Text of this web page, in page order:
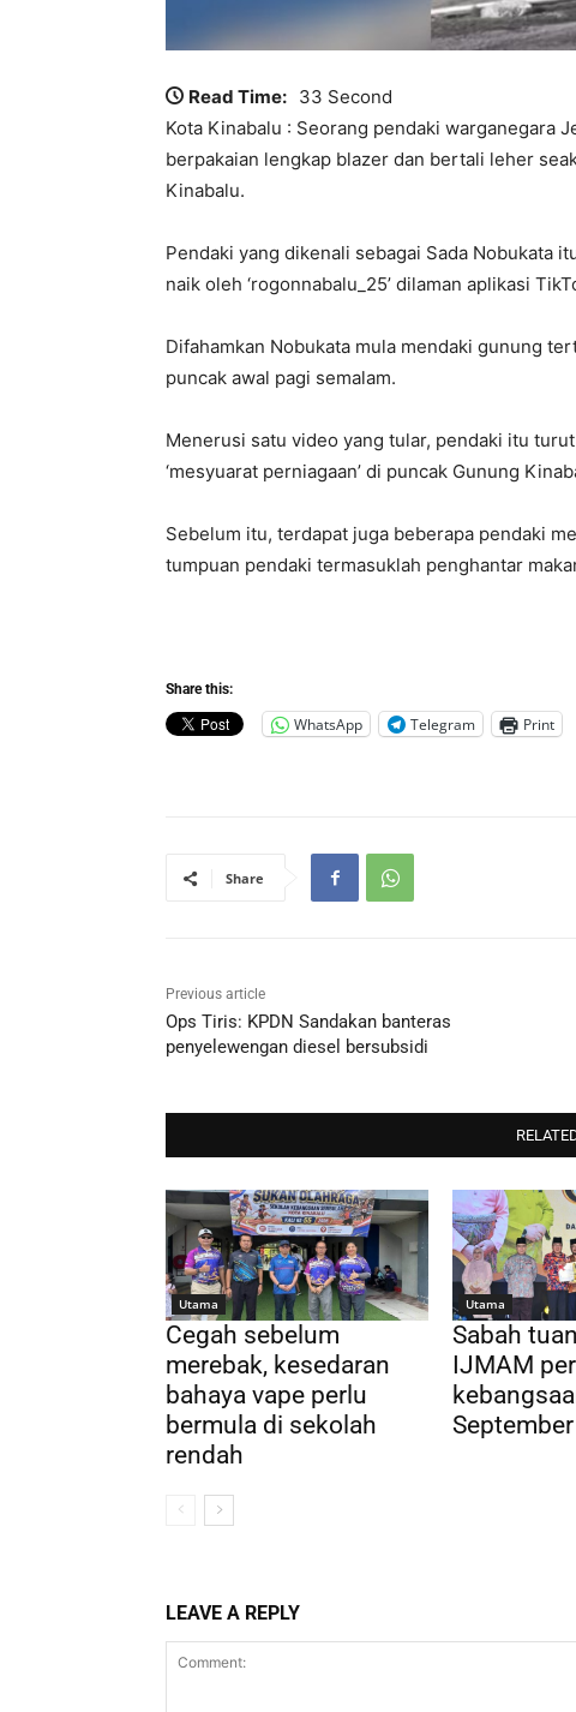
Read Time: 33 Second
Kota Kinabalu : Seorang pendaki warganegara
berpakaian lengkap blazer dan bertali leher
Kinabalu.
Pendaki yang dikenali sebagai Sada Nobukata
naik oleh ‘rogonnabalu_25’ dilaman aplikasi
Difahamkan Nobukata mula mendaki gunung
puncak awal pagi semalam.
Menerusi satu video yang tular, pendaki itu
‘mesyuarat perniagaan’ di puncak Gunung
Sebelum itu, terdapat juga beberapa pendaki
tumpuan pendaki termasuklah penghantar
Share this:
WhatsApp Telegram Print
Share
Previous article
Ops Tiris: KPDN Sandakan banteras
penyelewengan diesel bersubsidi
Utama
Cegah sebelum
merebak, kesedaran
bahaya vape perlu
bermula di sekolah
rendah
Utama
Sabah
IJMAM
LEAVE A REPLY